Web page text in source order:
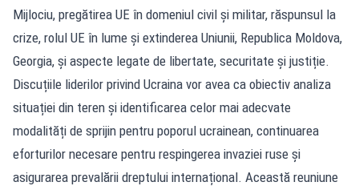
Mijlociu, pregătirea UE în domeniul civil și militar, răspunsul la
crize, rolul UE în lume și extinderea Uniunii, Republica Moldova,
Georgia, și aspecte legate de libertate, securitate și justiție.
Discuțiile liderilor privind Ucraina vor avea ca obiectiv analiza
situației din teren și identificarea celor mai adecvate
modalități de sprijin pentru poporul ucrainean, continuarea
eforturilor necesare pentru respingerea invaziei ruse și
asigurarea prevalării dreptului internațional. Această reuniune